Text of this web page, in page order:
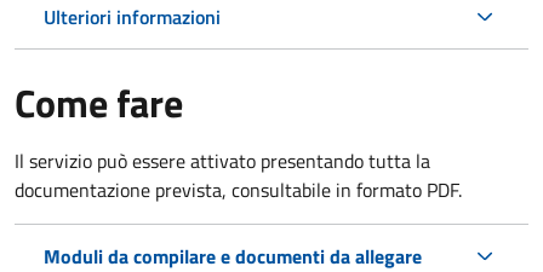
Ulteriori informazioni
Come fare
Il servizio può essere attivato presentando tutta la
documentazione prevista, consultabile in formato PDF.
Moduli da compilare e documenti da allegare